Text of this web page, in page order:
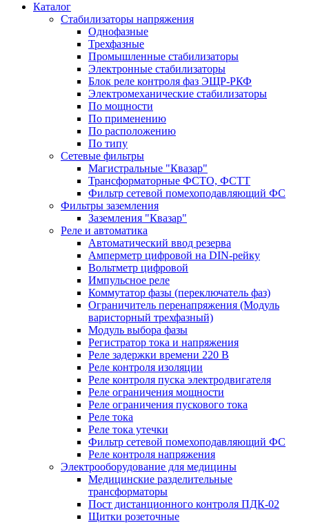
Каталог
Стабилизаторы напряжения
Однофазные
Трехфазные
Промышленные стабилизаторы
Электронные стабилизаторы
Блок реле контроля фаз ЭЩР-РКФ
Электромеханические стабилизаторы
По мощности
По применению
По расположению
По типу
Сетевые фильтры
Магистральные "Квазар"
Трансформаторные ФСТО, ФСТТ
Фильтр сетевой помехоподавляющий ФС
Фильтры заземления
Заземления "Квазар"
Реле и автоматика
Автоматический ввод резерва
Амперметр цифровой на DIN-рейку
Вольтметр цифровой
Импульсное реле
Коммутатор фазы (переключатель фаз)
Ограничитель перенапряжения (Модуль
варисторный трехфазный)
Модуль выбора фазы
Регистратор тока и напряжения
Реле задержки времени 220 В
Реле контроля изоляции
Реле контроля пуска электродвигателя
Реле ограничения мощности
Реле ограничения пускового тока
Реле тока
Реле тока утечки
Фильтр сетевой помехоподавляющий ФС
Реле контроля напряжения
Электрооборудование для медицины
Медицинские разделительные
трансформаторы
Пост дистанционного контроля ПДК-02
Щитки розеточные